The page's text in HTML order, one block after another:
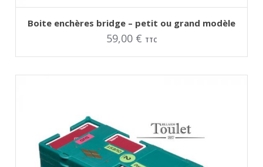
Ce
produit
a
variations.
produit
Boite enchères bridge – petit ou grand modèle
59,00 € TTC